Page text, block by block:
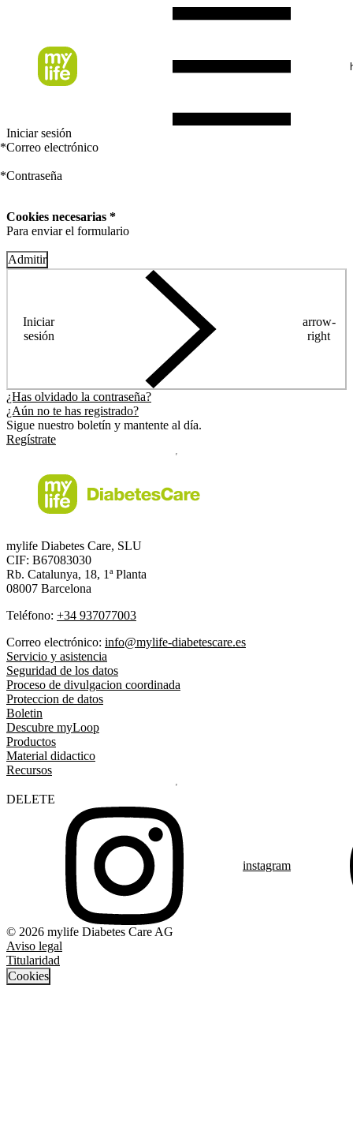
Iniciar sesión
*Correo electrónico
*Contraseña
Cookies necesarias *
Para enviar el formulario
Admitir
Iniciar
sesión
arrow-
right
¿Has olvidado la contraseña?
¿Aún no te has registrado?
Sigue nuestro boletín y mantente al día.
Regístrate
mylife Diabetes Care, SLU
CIF: B67083030
Rb. Catalunya, 18, 1ª Planta
08007 Barcelona
Teléfono: +34 937077003
Correo electrónico: info@mylife-diabetescare.es
Servicio y asistencia
Seguridad de los datos
Proceso de divulgacion coordinada
Proteccion de datos
Boletin
Descubre myLoop
Productos
Material didactico
Recursos
DELETE
instagram
© 2026 mylife Diabetes Care AG
Aviso legal
Titularidad
Cookies